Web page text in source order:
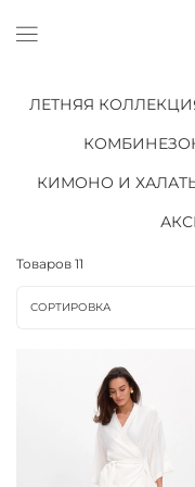
ЛЕТНЯЯ
КИМОНО И
Товаров 11
СОРТИРОВКА